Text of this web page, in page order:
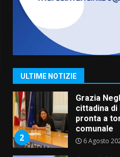
ULTIME NOTIZIE
Carta
piano di
6 Agosto
2
Grazia
cittadina di
comunale
6 Agosto
Cura dei